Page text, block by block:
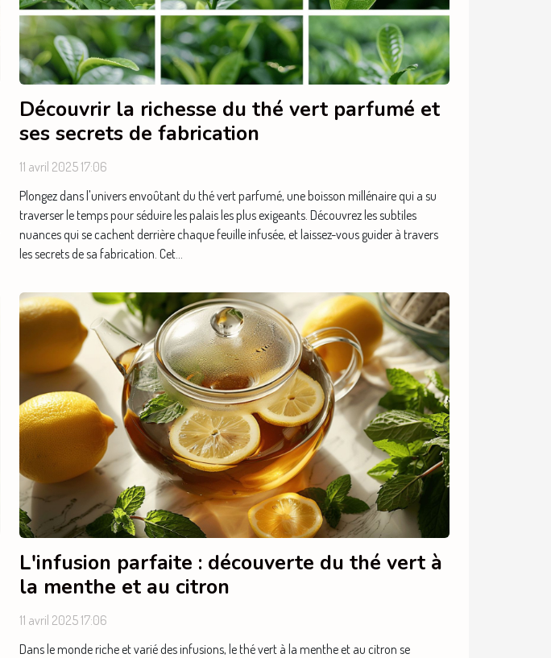
Découvrir la richesse du thé vert parfumé et
ses secrets de fabrication
11 avril 2025 17:06
Plongez dans l'univers envoûtant du thé vert parfumé, une boisson millénaire qui a su
traverser le temps pour séduire les palais les plus exigeants. Découvrez les subtiles
nuances qui se cachent derrière chaque feuille infusée, et laissez-vous guider à travers
les secrets de sa fabrication. Cet...
L'infusion parfaite : découverte du thé vert à
la menthe et au citron
11 avril 2025 17:06
Dans le monde riche et varié des infusions, le thé vert à la menthe et au citron se